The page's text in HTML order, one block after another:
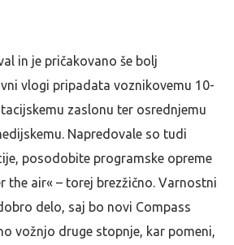
in je pričakovano še bolj
vlogi pripadata voznikovemu 10-
zaslonu ter osrednjemu
Napredovale so tudi
posodobite programske opreme
the air« – torej brezžično. Varnostni
delo, saj bo novi Compass
vožnjo druge stopnje, kar pomeni,